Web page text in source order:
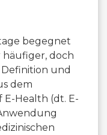
begegnet
häufiger, doch
und
dem
Health (dt. E-